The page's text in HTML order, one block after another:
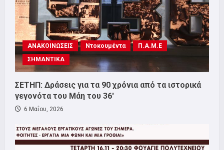
ΑΝΑΚΟΙΝΩΣΕΙΣ Ντοκουμέντα
Π.Α.Μ.Ε
ΣΗΜΑΝΤΙΚΑ
ΣΕΤΗΠ: Δράσεις για τα 90 χρόνια από τα ιστορικά
γεγονότα του Μάη του 36′
6 Μαΐου, 2026